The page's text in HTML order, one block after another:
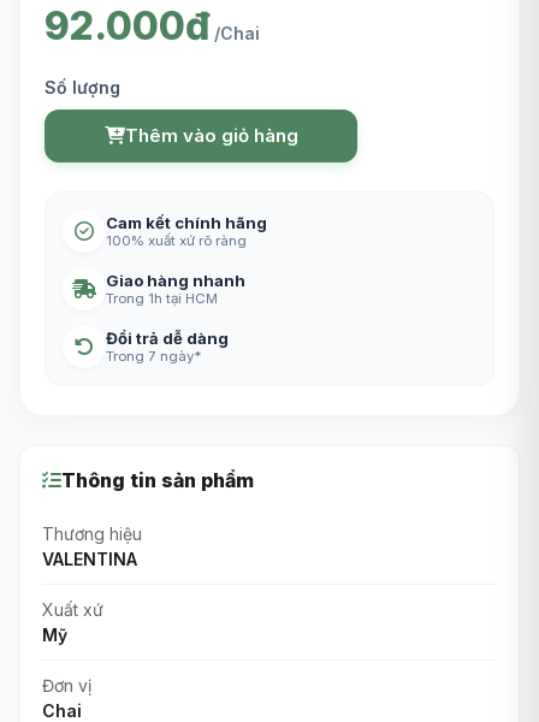
92.000đ /Chai
Số lượng
Thêm vào giỏ hàng
Cam kết chính hãng
100% xuất xứ rõ ràng
Giao hàng nhanh
Trong 1h tại HCM
Đổi trả dễ dàng
Trong 7 ngày*
Thông tin sản phẩm
Thương hiệu
VALENTINA
Xuất xứ
Mỹ
Đơn vị
Chai